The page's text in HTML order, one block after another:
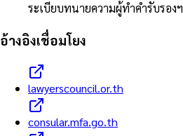
ระเบียบทนายความผู้ทำคำรับรอง
อ้างอิงเชื่อมโยง
lawyerscouncil.or.th
consular.mfa.go.th